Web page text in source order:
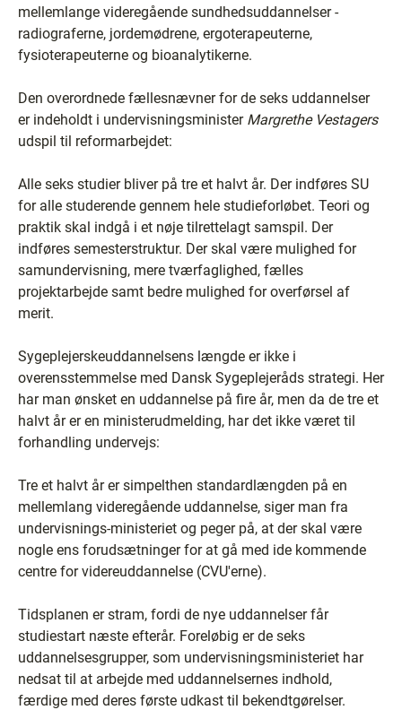
mellemlange videregående sundhedsuddannelser ­
radiograferne, jordemødrene, ergoterapeuterne,
fysioterapeuterne og bioanalytikerne.
Den overordnede fællesnævner for de seks uddannelser
er indeholdt i undervisningsminister Margrethe Vestagers
udspil til reformarbejdet:
Alle seks studier bliver på tre et halvt år. Der indføres SU
for alle studerende gennem hele studieforløbet. Teori og
praktik skal indgå i et nøje tilrettelagt samspil. Der
indføres semesterstruktur. Der skal være mulighed for
samundervisning, mere tværfaglighed, fælles
projektarbejde samt bedre mulighed for overførsel af
merit.
Sygeplejerskeuddannelsens længde er ikke i
overensstemmelse med Dansk Sygeplejeråds strategi. Her
har man ønsket en uddannelse på fire år, men da de tre et
halvt år er en ministerudmelding, har det ikke været til
forhandling undervejs:
Tre et halvt år er simpelthen standardlængden på en
mellemlang videregående uddannelse, siger man fra
undervisnings-ministeriet og peger på, at der skal være
nogle ens forudsætninger for at gå med ide kommende
centre for videreuddannelse (CVU'erne).
Tidsplanen er stram, fordi de nye uddannelser får
studiestart næste efterår. Foreløbig er de seks
uddannelsesgrupper, som undervisningsministeriet har
nedsat til at arbejde med uddannelsernes indhold,
færdige med deres første udkast til bekendtgørelser.